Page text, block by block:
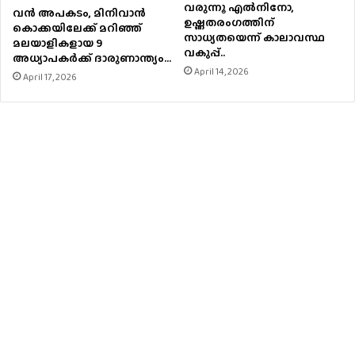
വൻ അപകടം, മിനിവാൻ
കൊക്കയിലേക്ക് മറിഞ്ഞ്
മലയാളികളായ 9
അധ്യാപകർക്ക് ദാരുണാന്ത്യം…
April 17, 2026
വരുന്നൂ എല്‍നിനോ,
ഉഷ്ണതരംഗത്തിന്
സാധ്യതയെന്ന് കാലാവസ്ഥ
വകുപ്പ്..
April 14, 2026